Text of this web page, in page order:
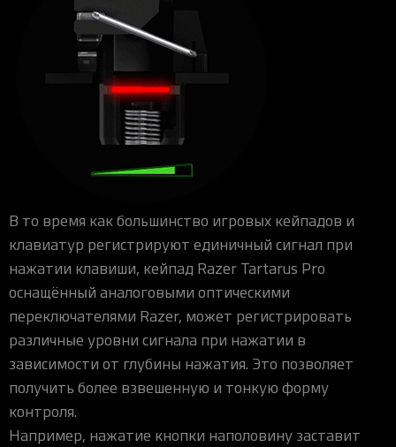
В то время как большинство игровых кейпадов и
клавиатур регистрируют единичный сигнал при
нажатии клавиши, кейпад Razer Tartarus Pro
оснащённый аналоговыми оптическими
переключателями Razer, может регистрировать
различные уровни сигнала при нажатии в
зависимости от глубины нажатия. Это позволяет
получить более взвешенную и тонкую форму
контроля.
Например, нажатие кнопки наполовину заставит